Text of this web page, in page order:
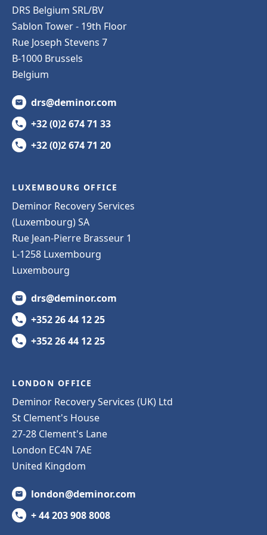
DRS Belgium SRL/BV
Sablon Tower - 19th Floor
Rue Joseph Stevens 7
B-1000 Brussels
Belgium
drs@deminor.com
+32 (0)2 674 71 33
+32 (0)2 674 71 20
LUXEMBOURG OFFICE
Deminor Recovery Services
(Luxembourg) SA
Rue Jean-Pierre Brasseur 1
L-1258 Luxembourg
Luxembourg
drs@deminor.com
+352 26 44 12 25
+352 26 44 12 25
LONDON OFFICE
Deminor Recovery Services (UK) Ltd
St Clement's House
27-28 Clement's Lane
London EC4N 7AE
United Kingdom
london@deminor.com
+ 44 203 908 8008